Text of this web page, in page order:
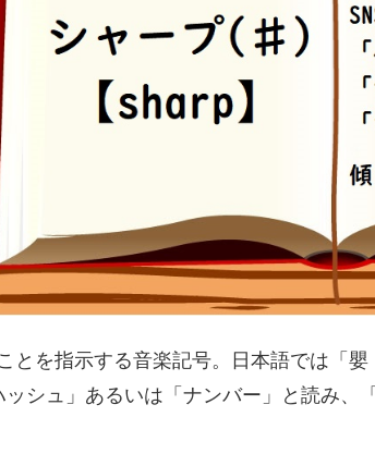
とを指示する音楽記号。日本語では「
ッシュ」あるいは「ナンバー」と読み